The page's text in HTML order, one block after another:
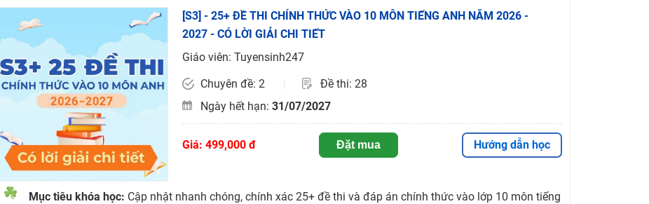
- ĐH ít nhất 25 điểm
tại Tuyensinh247 (Từ 16-18/07/2025)
tương lai!
giáo viên giỏi và nổi tiếng
[S3] - 25+ ĐỀ THI CHÍNH THỨC VÀO 10 MÔN TIẾNG ANH NĂM 2026 -
2027 - CÓ LỜI GIẢI CHI TIẾT
Giáo viên: Tuyensinh247
Chuyên đề: 2
Đề thi: 28
Ngày hết hạn: 31/07/2027
Giá: 499,000 đ Đặt mua Hướng dẫn học
Mục tiêu khóa học: Cập nhật nhanh chóng, chính xác 25+ đề thi và đáp án chính thức vào lớp 10 môn tiếng